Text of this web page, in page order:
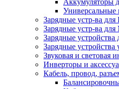
Аккумуляторы
Универсальные
Зарядные устр-ва для
Зарядные устр-ва
Зарядные устройства
Зарядные устройства
Звуковая и световая
Инверторы и
Кабель, провод,